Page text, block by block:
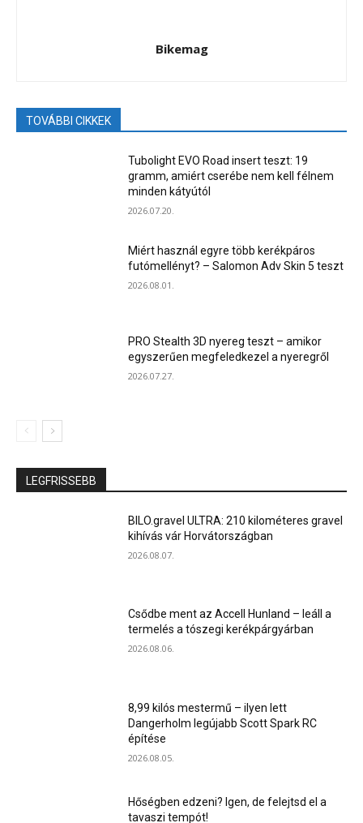
Bikemag
TOVÁBBI CIKKEK
Tubolight EVO Road insert teszt: 19
gramm, amiért cserébe nem kell félnem
minden kátyútól
2026.07.20.
Miért használ egyre több kerékpáros
futómellényt? – Salomon Adv Skin 5 teszt
2026.08.01.
PRO Stealth 3D nyereg teszt – amikor
egyszerűen megfeledkezel a nyeregről
2026.07.27.
LEGFRISSEBB
BILO.gravel ULTRA: 210 kilométeres gravel
kihívás vár Horvátországban
2026.08.07.
Csődbe ment az Accell Hunland – leáll a
termelés a tószegi kerékpárgyárban
2026.08.06.
8,99 kilós mestermű – ilyen lett
Dangerholm legújabb Scott Spark RC
építése
2026.08.05.
Hőségben edzeni? Igen, de felejtsd el a
tavaszi tempót!